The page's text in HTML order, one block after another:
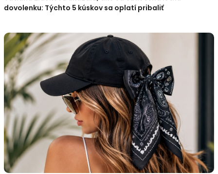
dovolenku: Týchto 5 kúskov sa oplatí pribaliť